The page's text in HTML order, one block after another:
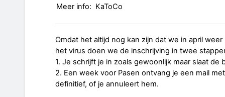
Meer info: KaToCo
Omdat het altijd nog kan zijn dat we in april
het virus doen we de inschrijving in twee
1. Je schrijft je in zoals gewoonlijk maar slaat de
2. Een week voor Pasen ontvang je een mail
definitief, of je annuleert hem.